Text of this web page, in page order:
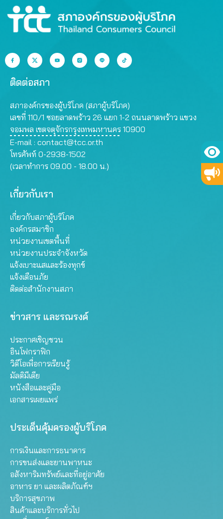
ติดต่อสภา
สภาองค์กรของผู้บริโภค (สภาผู้บริโภค)
เลขที่ 110/1 ซอยลาดพร้าว 26 แยก 1-2 ถนนลาดพร้าว แขวง
จอมพล เขตจตุจักรกรุงเทพมหานคร 10900
E-mail : contact@tcc.or.th
โทรศัพท์ 0-2938-1502
(เวลาทำการ 09.00 - 18.00 น.)
เกี่ยวกับเรา
เกี่ยวกับสภาผู้บริโภค
องค์กรสมาชิก
หน่วยงานเขตพื้นที่
หน่วยงานประจำจังหวัด
แจ้งเบาะแสและร้องทุกข์
แจ้งเตือนภัย
ติดต่อสำนักงานสภา
ข่าวสาร และรณรงค์
ประกาศเชิญชวน
อินโฟกราฟิก
วิดีโอเพื่อการเรียนรู้
มัลติมีเดีย
หนังสือและคู่มือ
เอกสารเผยแพร่
ประเด็นคุ้มครองผู้บริโภค
การเงินและการธนาคาร
การขนส่งและยานพาหนะ
อสังหาริมทรัพย์และที่อยู่อาศัย
อาหาร ยา และผลิตภัณฑ์ฯ
บริการสุขภาพ
สินค้าและบริการทั่วไป